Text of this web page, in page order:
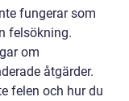
fungerar som
felsökning.
om
åtgärder.
felen och hur du